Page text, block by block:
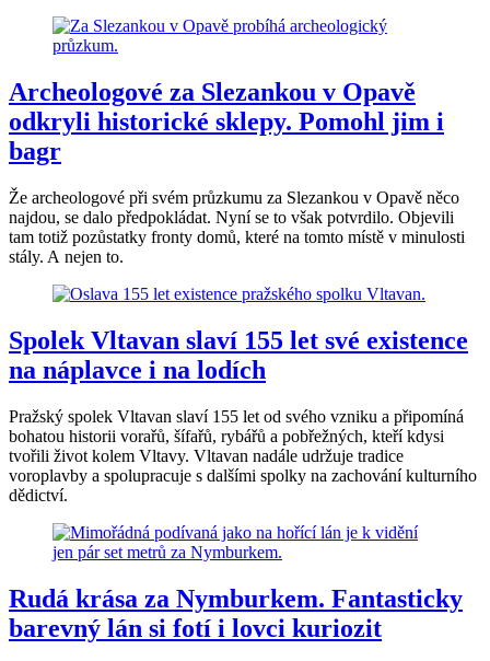
Archeologové za Slezankou v Opavě
odkryli historické sklepy. Pomohl jim i
bagr
Že archeologové při svém průzkumu za Slezankou v Opavě něco
najdou, se dalo předpokládat. Nyní se to však potvrdilo. Objevili
tam totiž pozůstatky fronty domů, které na tomto místě v minulosti
stály. A nejen to.
Spolek Vltavan slaví 155 let své existence
na náplavce i na lodích
Pražský spolek Vltavan slaví 155 let od svého vzniku a připomíná
bohatou historii vorařů, šífařů, rybářů a pobřežných, kteří kdysi
tvořili život kolem Vltavy. Vltavan nadále udržuje tradice
voroplavby a spolupracuje s dalšími spolky na zachování kulturního
dědictví.
Rudá krása za Nymburkem. Fantasticky
barevný lán si fotí i lovci kuriozit